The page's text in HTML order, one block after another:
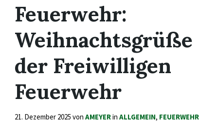
Feuerwehr:
Weihnachtsgrüße
der Freiwilligen
Feuerwehr
21. Dezember 2025 von AMEYERin ALLGEMEIN, FEUERWEHR